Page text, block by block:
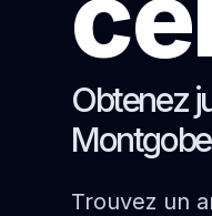
Obtenez
Trouvez un